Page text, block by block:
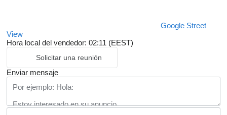
Google Street
View
Hora local del vendedor: 02:11 (EEST)
Solicitar una reunión
Enviar mensaje